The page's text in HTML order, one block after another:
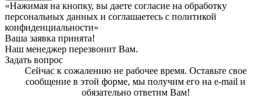
«Нажимая на кнопку, вы даете согласие на обработку
персональных данных и соглашаетесь c политикой
конфиденциальности»
Ваша заявка принята!
Наш менеджер перезвонит Вам.
Задать вопрос
Сейчас к сожалению не рабочее время. Оставьте свое
сообщение в этой форме, мы получим его на e-mail и
обязательно ответим Вам!